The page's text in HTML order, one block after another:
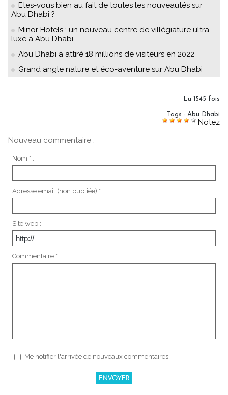
Etes-vous bien au fait de toutes les nouveautés sur
Abu Dhabi ?
Minor Hotels : un nouveau centre de villégiature ultra-
luxe à Abu Dhabi
Abu Dhabi a attiré 18 millions de visiteurs en 2022
Grand angle nature et éco-aventure sur Abu Dhabi
Lu 1545 fois
Tags : Abu Dhabi
Notez
Nouveau commentaire :
Nom * :
Adresse email (non publiée) * :
Site web :
Commentaire * :
Me notifier l'arrivée de nouveaux commentaires